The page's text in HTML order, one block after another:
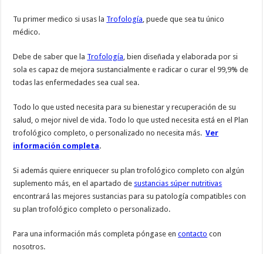
Tu primer medico si usas la Trofología , puede que sea tu único
médico.
Debe de saber que la Trofología , bien diseñada y elaborada por si
sola es capaz de mejora sustancialmente e radicar o curar el 99,9% de
todas las enfermedades sea cual sea.
Todo lo que usted necesita para su bienestar y recuperación de su
salud, o mejor nivel de vida. Todo lo que usted necesita está en el Plan
trofológico completo, o personalizado no necesita más.Ver
información completa.
Si además quiere enriquecer su plan trofológico completo con algún
suplemento más, en el apartado de sustancias súper nutritivas
encontrará las mejores sustancias para su patología compatibles con
su plan trofológico completo o personalizado.
Para una información más completa póngase encontacto con
nosotros.